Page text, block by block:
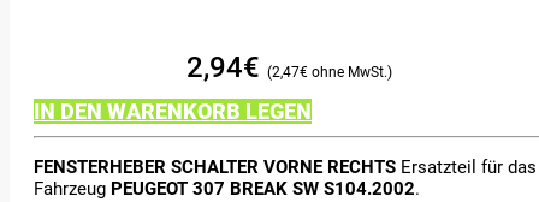
2,94€ 2,47€
IN DEN WARENKORB LEGEN
FENSTERHEBER SCHALTER VORNE RECHTS Ersatzteil für das
Fahrzeug PEUGEOT 307 BREAK SW S104.2002.